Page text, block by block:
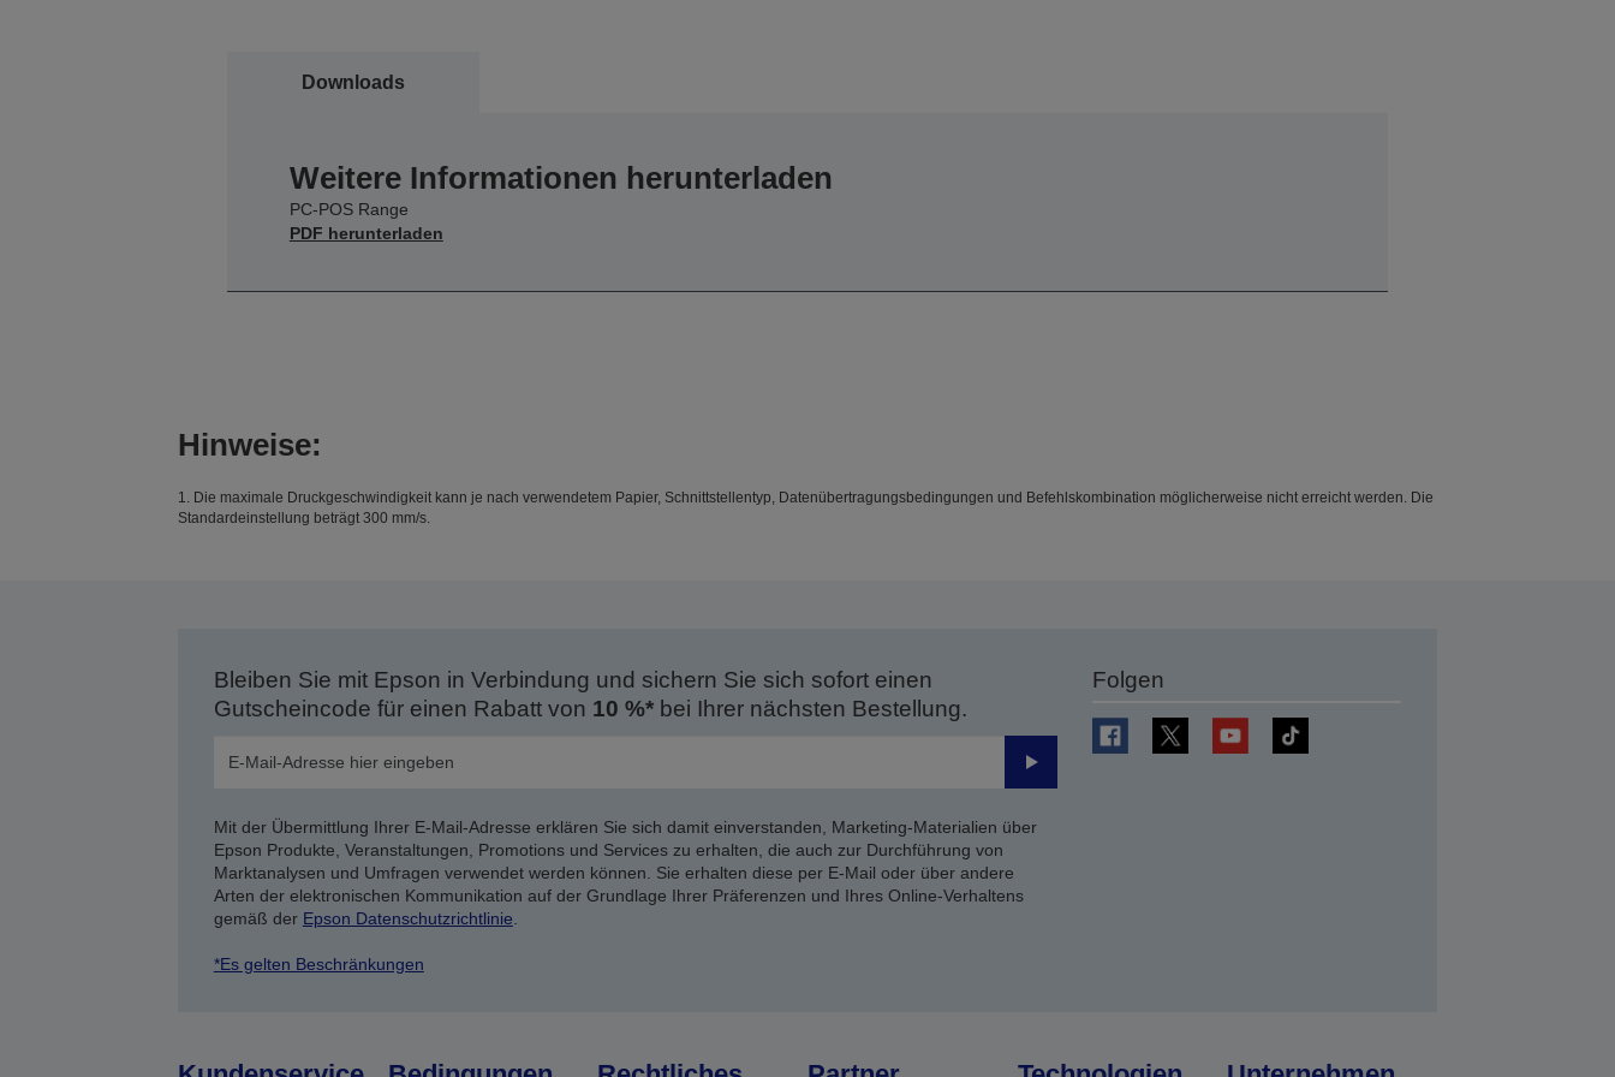
Downloads
Weitere Informationen herunterladen
PC-POS Range
PDF herunterladen
Hinweise:
1. Die maximale Druckgeschwindigkeit kann je nach verwendetem Papier, Schnittstellentyp, Datenübertragungsbedingungen und Befehlskombination möglicherweise nicht erreicht werden. Die
Standardeinstellung beträgt 300 mm/s.
Bleiben Sie mit Epson in Verbindung und sichern Sie sich sofort einen
Gutscheincode für einen Rabatt von 10 %*bei Ihrer nächsten Bestellung.
Senden
Mit der Übermittlung Ihrer E-Mail-Adresse erklären Sie sich damit einverstanden, Marketing-Materialien über
Epson Produkte, Veranstaltungen, Promotions und Services zu erhalten, die auch zur Durchführung von
Marktanalysen und Umfragen verwendet werden können. Sie erhalten diese per E-Mail oder über andere
Arten der elektronischen Kommunikation auf der Grundlage Ihrer Präferenzen und Ihres Online-Verhaltens
gemäß der Epson Datenschutzrichtlinie
*Es gelten Beschränkungen
Folgen